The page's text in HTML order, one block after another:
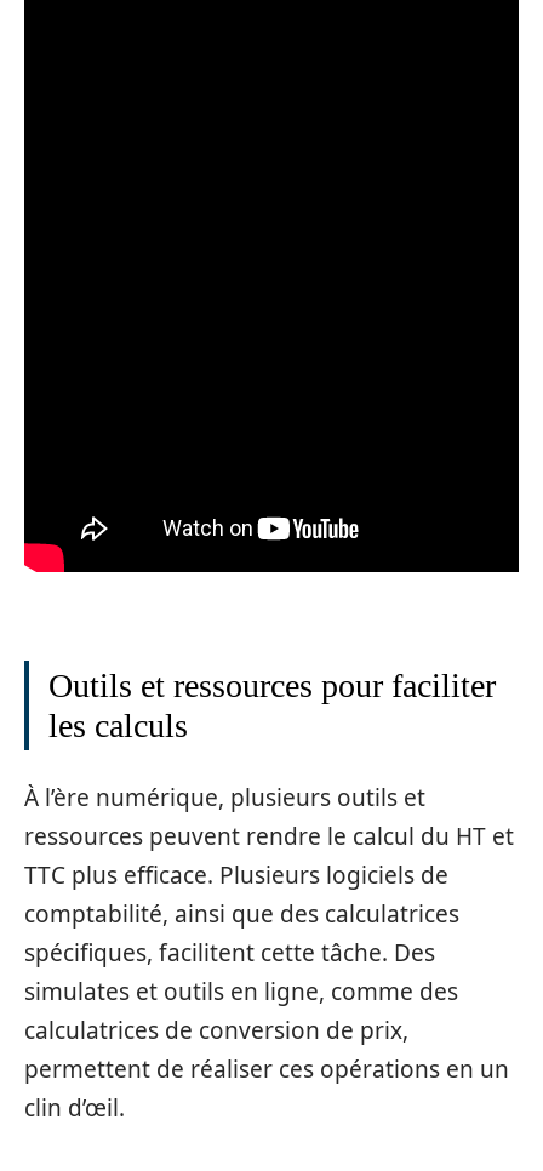
Outils et ressources pour faciliter
les calculs
À l’ère numérique, plusieurs outils et
ressources peuvent rendre le calcul du HT et
TTC plus efficace. Plusieurs logiciels de
comptabilité, ainsi que des calculatrices
spécifiques, facilitent cette tâche. Des
simulates et outils en ligne, comme des
calculatrices de conversion de prix,
permettent de réaliser ces opérations en un
clin d’œil.